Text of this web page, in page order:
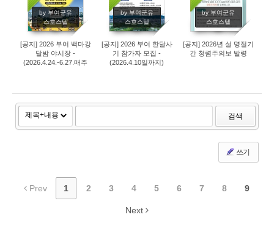
by 부여군유
스호스텔
366
[공지] 2026 부여 백마강
달밤 야시장 -
(2026.4.24.-6.27.매주
by 부여군유
스호스텔
343
[공지] 2026 부여 한달사
기 참가자 모집 -
(2026.4.10일까지)
by 부여군유
스호스텔
613
[공지] 2026년 설 명절기
간 청렴주의보 발령
검색
쓰기
Prev 1 2 3 4 5 6 7 8 9
Next